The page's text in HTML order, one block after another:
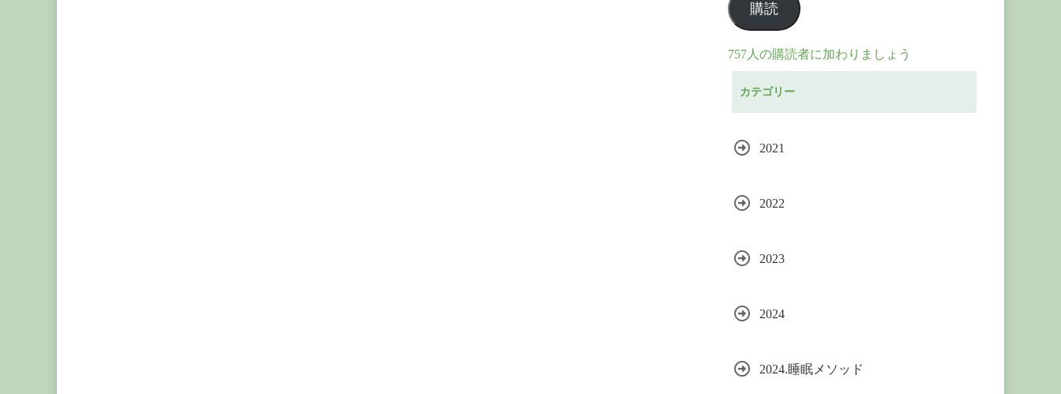
ル 購読
757人の購読者に加わりましょう
カテゴリー
2021
2022
2023
2024
2024.睡眠メソッド